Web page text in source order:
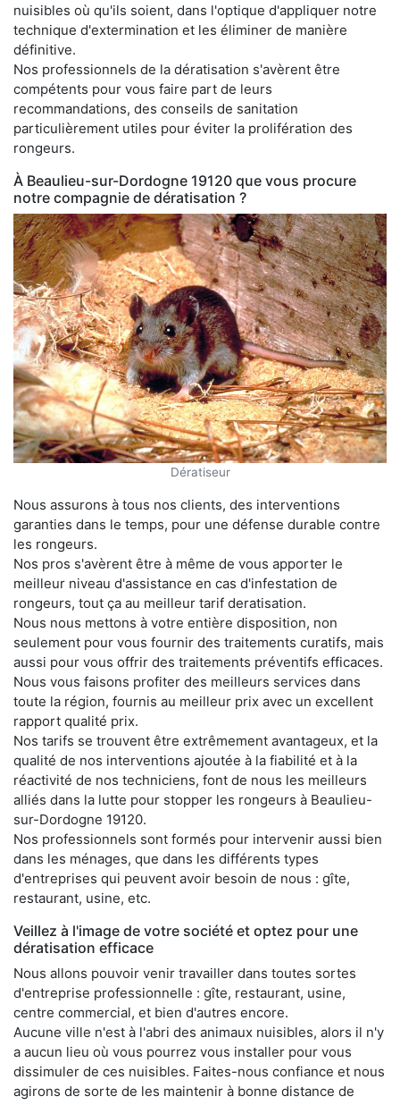
nuisibles où qu'ils soient, dans l'optique d'appliquer notre
technique d'extermination et les éliminer de manière
définitive.
Nos professionnels de la dératisation s'avèrent être
compétents pour vous faire part de leurs
recommandations, des conseils de sanitation
particulièrement utiles pour éviter la prolifération des
rongeurs.
À Beaulieu-sur-Dordogne 19120 que vous procure
notre compagnie de dératisation ?
Dératiseur
Nous assurons à tous nos clients, des interventions
garanties dans le temps, pour une défense durable contre
les rongeurs.
Nos pros s'avèrent être à même de vous apporter le
meilleur niveau d'assistance en cas d'infestation de
rongeurs, tout ça au meilleur tarif deratisation.
Nous nous mettons à votre entière disposition, non
seulement pour vous fournir des traitements curatifs, mais
aussi pour vous offrir des traitements préventifs efficaces.
Nous vous faisons profiter des meilleurs services dans
toute la région, fournis au meilleur prix avec un excellent
rapport qualité prix.
Nos tarifs se trouvent être extrêmement avantageux, et la
qualité de nos interventions ajoutée à la fiabilité et à la
réactivité de nos techniciens, font de nous les meilleurs
alliés dans la lutte pour stopper les rongeurs à Beaulieu-
sur-Dordogne 19120.
Nos professionnels sont formés pour intervenir aussi bien
dans les ménages, que dans les différents types
d'entreprises qui peuvent avoir besoin de nous : gîte,
restaurant, usine, etc.
Veillez à l'image de votre société et optez pour une
dératisation efficace
Nous allons pouvoir venir travailler dans toutes sortes
d'entreprise professionnelle : gîte, restaurant, usine,
centre commercial, et bien d'autres encore.
Aucune ville n'est à l'abri des animaux nuisibles, alors il n'y
a aucun lieu où vous pourrez vous installer pour vous
dissimuler de ces nuisibles. Faites-nous confiance et nous
agirons de sorte de les maintenir à bonne distance de